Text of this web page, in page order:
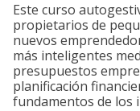
Este curso
propietarios de
nuevos
más inteligentes
presupuestos
planificación
fundamentos de los